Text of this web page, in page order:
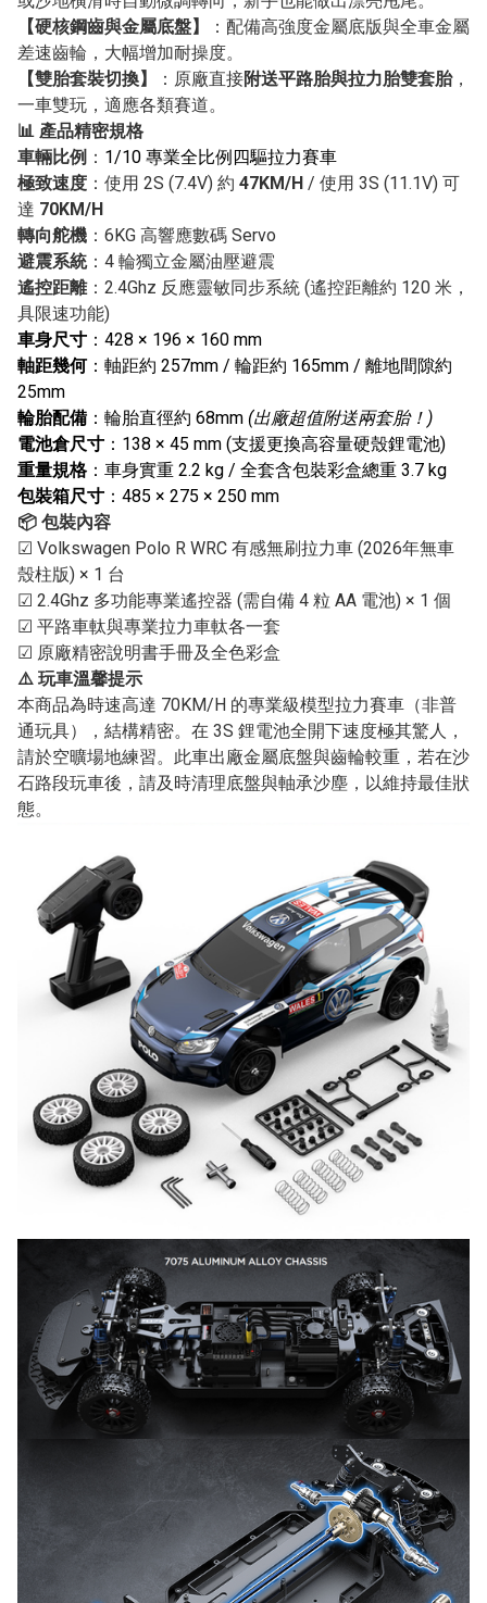
【硬核鋼齒與金屬底盤】
：配備高強度金屬底版與全車金屬
差速齒輪，大幅增加耐操度。
【雙胎套裝切換】
：原廠直接附送平路胎與拉力胎雙套胎，
一車雙玩，適應各類賽道。
📊 產品精密規格
車輛比例 ： 1/10 專業全比例四驅拉力賽車
極致速度 ：使用 2S (7.4V) 約 47KM/H / 使用 3S (11.1V) 可
達 70KM/H
轉向舵機 ：6KG 高響應數碼 Servo
避震系統：4 輪獨立金屬油壓避震
遙控距離：2.4Ghz 反應靈敏同步系統 (遙控距離約 120 米，
具限速功能)
車身尺寸 ：428 × 196 × 160 mm
軸距幾何：軸距約 257mm / 輪距約 165mm / 離地間隙約
25mm
輪胎配備 ：輪胎直徑約 68mm (出廠超值附送兩套胎！)
電池倉尺寸 ：138 × 45 mm (支援更換高容量硬殼鋰電池)
重量規格：車身實重 2.2 kg / 全套含包裝彩盒總重 3.7 kg
包裝箱尺寸 ：485 × 275 × 250 mm
📦 包裝內容
☑ Volkswagen Polo R WRC 有感無刷拉力車 (2026年無車
殼柱版) × 1 台
☑ 2.4Ghz 多功能專業遙控器 (需自備 4 粒 AA 電池) × 1 個
☑ 平路車軚與專業拉力車軚各一套
☑ 原廠精密說明書手冊及全色彩盒
⚠️ 玩車溫馨提示
本商品為時速高達 70KM/H 的專業級模型拉力賽車（非普
通玩具），結構精密。在 3S 鋰電池全開下速度極其驚人，
請於空曠場地練習。此車出廠金屬底盤與齒輪較重，若在沙
石路段玩車後，請及時清理底盤與軸承沙塵，以維持最佳狀
態。